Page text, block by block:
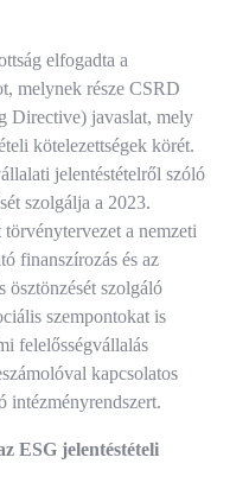
elfogadta a
melynek része CSRD
Directive) javaslat, mely
kötelezettségek körét.
jelentéstételről szóló
szolgálja a 2023.
a nemzeti
finanszírozás és az
ösztönzését szolgáló
szempontokat is
felelősségvállalás
kapcsolatos
intézményrendszert.
ESG jelentéstételi